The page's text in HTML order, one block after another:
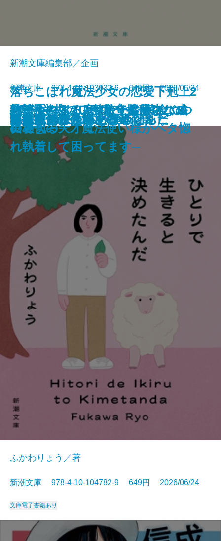
ともぐい
リリアン
脇役探偵は見逃さない
隣人
絞首台のある庭─私立探偵マニ
ー・ムーン─
聖女が、壺
龍の隠し子 幽世の薬剤師
プレゼント
あなたはここにいなくとも
きろくのほん
新潮文庫編集部／企画
新潮文庫 978-4-10-103032-6 649円 2026/06/24
文庫
ひとりで生きると決めたんだ
ふかわりょう／著
新潮文庫 978-4-10-104782-9 649円 2026/06/24
文庫電子書籍あり
成瀬は信じた道をいく
君が手にするはずだった黄金につ
いて
熟達論─人はいつまでも学び、成
長できる─
星を織る
ロボットが泣いた夜
血道
バイ・タイム─整時士佐藤スバル
の哀切─
落ちこぼれ魔法少女の恋愛下剋上2
─魔法学校のワケあり劣等生なの
に稀代の天才魔法使い様がベタ惚
れ執着して困ってます─
小公女たちのしあわせレシピ